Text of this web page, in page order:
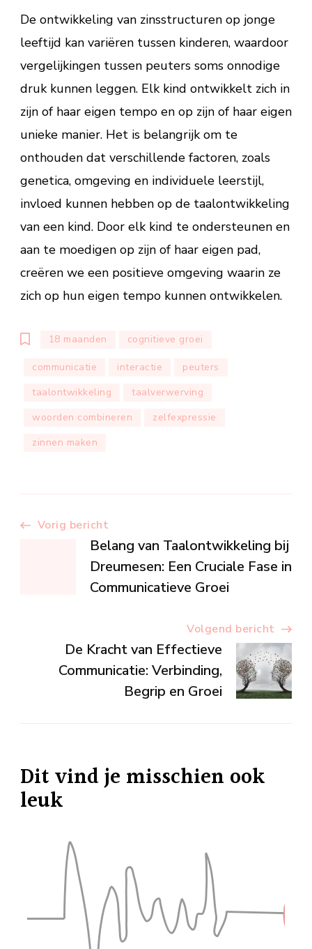
De ontwikkeling van zinsstructuren op jonge
leeftijd kan variëren tussen kinderen, waardoor
vergelijkingen tussen peuters soms onnodige
druk kunnen leggen. Elk kind ontwikkelt zich in
zijn of haar eigen tempo en op zijn of haar eigen
unieke manier. Het is belangrijk om te
onthouden dat verschillende factoren, zoals
genetica, omgeving en individuele leerstijl,
invloed kunnen hebben op de taalontwikkeling
van een kind. Door elk kind te ondersteunen en
aan te moedigen op zijn of haar eigen pad,
creëren we een positieve omgeving waarin ze
zich op hun eigen tempo kunnen ontwikkelen.
18 maanden cognitieve groei
communicatie interactie
peuters
taalontwikkeling
taalverwerving
woorden combineren
zelfexpressie
zinnen maken
Berichtnavigatie
Vorig bericht
Belang van Taalontwikkeling bij
Dreumesen: Een Cruciale Fase in
Communicatieve Groei
Volgend bericht
De Kracht van Effectieve
Communicatie: Verbinding,
Begrip en Groei
Dit vind je misschien ook
leuk